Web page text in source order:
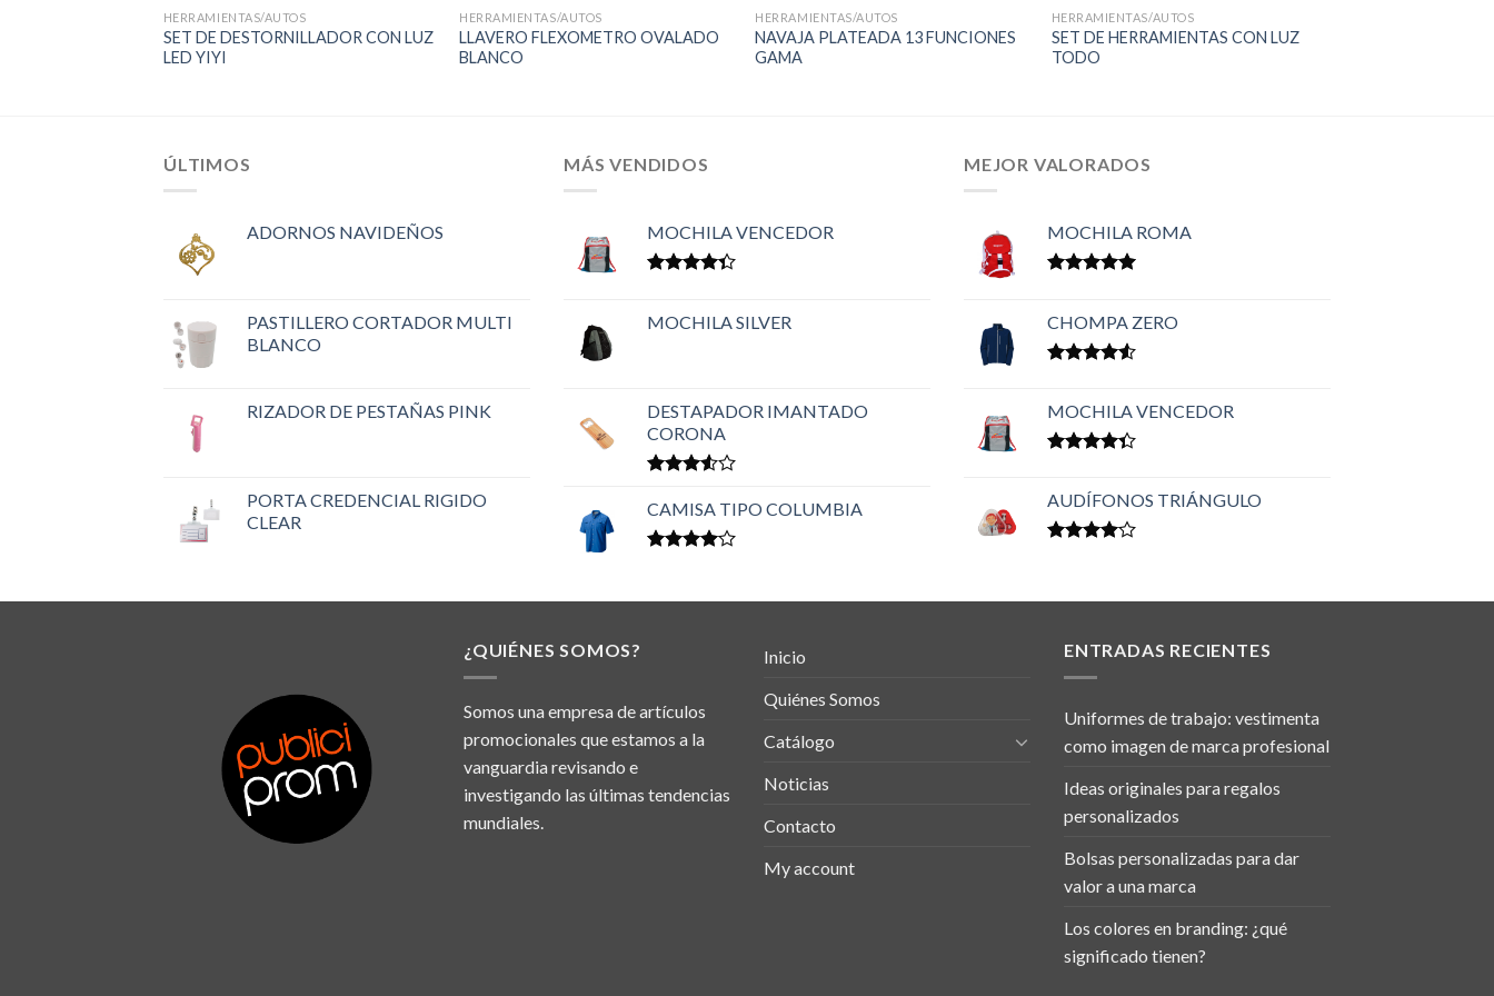
HERRAMIENTAS/AUTOS
SET DE DESTORNILLADOR CON LUZ
LED YIYI
HERRAMIENTAS/AUTOS
LLAVERO FLEXOMETRO OVALADO
BLANCO
HERRAMIENTAS/AUTOS
NAVAJA PLATEADA 13 FUNCIONES
GAMA
HERRAMIENTAS/AUTOS
SET DE HERRAMIENTAS CON LUZ
TODO
ÚLTIMOS
ADORNOS NAVIDEÑOS
PASTILLERO CORTADOR MULTI
BLANCO
RIZADOR DE PESTAÑAS PINK
PORTA CREDENCIAL RIGIDO
CLEAR
MÁS VENDIDOS
MOCHILA VENCEDOR
de 5
MOCHILA SILVER
DESTAPADOR IMANTADO
CORONA
en3.50
de 5
CAMISA TIPO COLUMBIA
de 5
MEJOR VALORADOS
MOCHILA ROMA
CHOMPA ZERO
de 5
MOCHILA VENCEDOR
de 5
AUDÍFONOS TRIÁNGULO
¿QUIÉNES SOMOS?
Somos una empresa de artículos
promocionales que estamos a la
vanguardia revisando e
investigando las últimas tendencias
mundiales.
Inicio
Quiénes Somos
Catálogo
Noticias
Contacto
My account
ENTRADAS RECIENTES
Uniformes de trabajo: vestimenta
como imagen de marca profesional
Ideas originales para regalos
personalizados
Bolsas personalizadas para dar
valor a una marca
Los colores en branding: ¿qué
significado tienen?